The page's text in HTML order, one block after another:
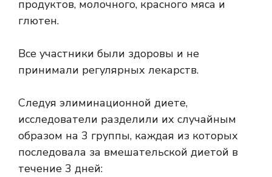
продуктов, молочного, красного мяса и
глютен.
Все участники были здоровы и не
принимали регулярных лекарств.
Следуя элиминационной диете,
исследователи разделили их случайным
образом на 3 группы, каждая из которых
последовала за вмешательской диетой в
течение 3 дней: